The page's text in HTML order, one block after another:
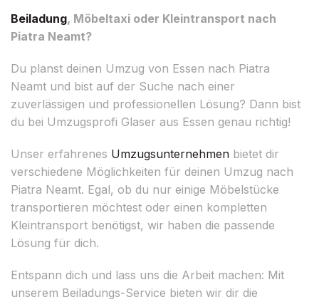
Beiladung, Möbeltaxi oder Kleintransport nach
Piatra Neamt?
Du planst deinen Umzug von Essen nach Piatra
Neamt und bist auf der Suche nach einer
zuverlässigen und professionellen Lösung? Dann bist
du bei Umzugsprofi Glaser aus Essen genau richtig!
Unser erfahrenes Umzugsunternehmen bietet dir
verschiedene Möglichkeiten für deinen Umzug nach
Piatra Neamt. Egal, ob du nur einige Möbelstücke
transportieren möchtest oder einen kompletten
Kleintransport benötigst, wir haben die passende
Lösung für dich.
Entspann dich und lass uns die Arbeit machen: Mit
unserem Beiladungs-Service bieten wir dir die